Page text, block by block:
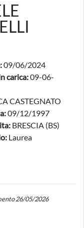
09/06/2024
carica:09-06-
CASTEGNATO
09/12/1997
BRESCIA (BS)
Laurea
26/05/2026